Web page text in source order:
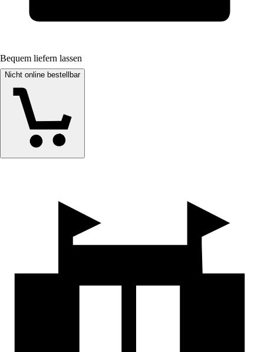
Bequem liefern lassen
Nicht online bestellbar